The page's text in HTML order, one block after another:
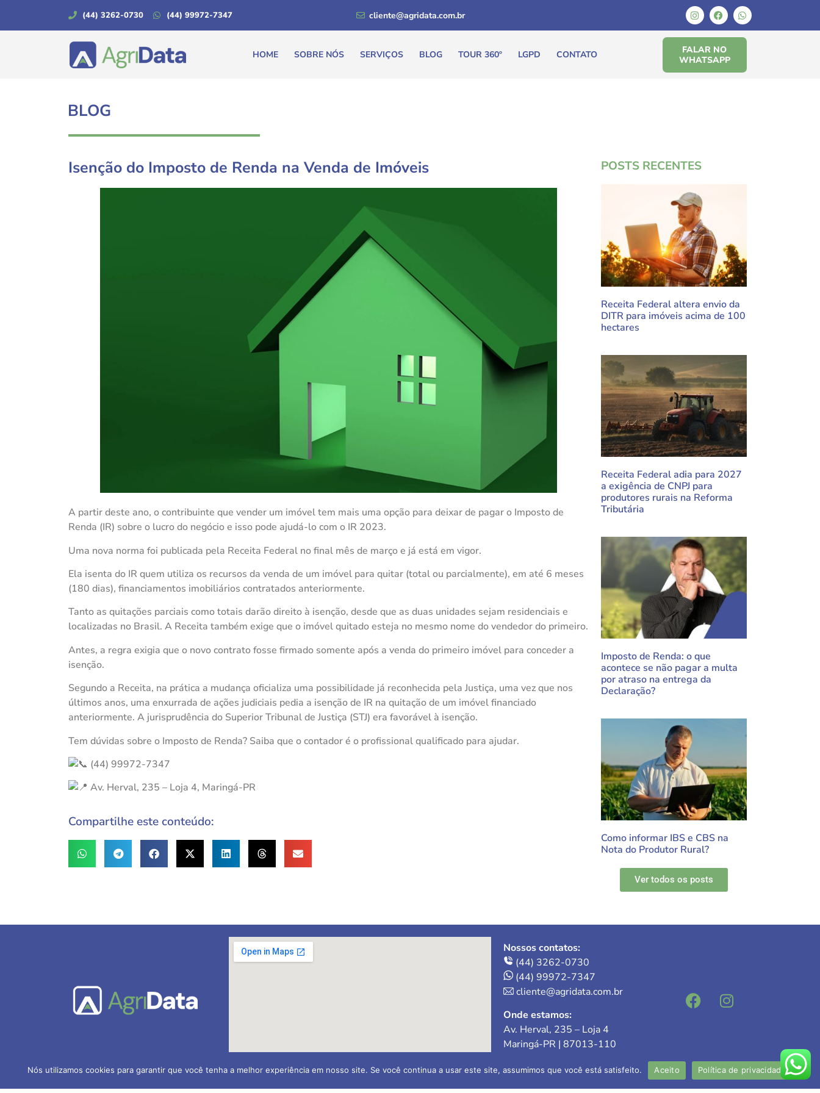
(44) 3262-0730 (44) 99972-7347 cliente@agridata.com.br
HOME SOBRE NÓS SERVIÇOS BLOG TOUR 360º LGPD CONTATO
FALAR NO
WHATSAPP
BLOG
Isenção do Imposto de Renda na Venda de Imóveis
A partir deste ano, o contribuinte que vender um imóvel tem mais uma opção para deixar de pagar o Imposto de
Renda (IR) sobre o lucro do negócio e isso pode ajudá-lo com o IR 2023.
Uma nova norma foi publicada pela Receita Federal no final mês de março e já está em vigor.
Ela isenta do IR quem utiliza os recursos da venda de um imóvel para quitar (total ou parcialmente), em até 6 meses
(180 dias), financiamentos imobiliários contratados anteriormente.
Tanto as quitações parciais como totais darão direito à isenção, desde que as duas unidades sejam residenciais e
localizadas no Brasil. A Receita também exige que o imóvel quitado esteja no mesmo nome do vendedor do primeiro.
Antes, a regra exigia que o novo contrato fosse firmado somente após a venda do primeiro imóvel para conceder a
isenção.
Segundo a Receita, na prática a mudança oficializa uma possibilidade já reconhecida pela Justiça, uma vez que nos
últimos anos, uma enxurrada de ações judiciais pedia a isenção de IR na quitação de um imóvel financiado
anteriormente. A jurisprudência do Superior Tribunal de Justiça (STJ) era favorável à isenção.
Tem dúvidas sobre o Imposto de Renda? Saiba que o contador é o profissional qualificado para ajudar.
(44) 99972-7347
Av. Herval, 235 – Loja 4, Maringá-PR
Compartilhe este conteúdo:
POSTS RECENTES
Receita Federal altera envio da
DITR para imóveis acima de 100
hectares
Receita Federal adia para 2027
a exigência de CNPJ para
produtores rurais na Reforma
Tributária
Imposto de Renda: o que
acontece se não pagar a multa
por atraso na entrega da
Declaração?
Como informar IBS e CBS na
Nota do Produtor Rural?
Ver todos os posts
Nossos contatos:
(44) 3262-0730
(44) 99972-7347
cliente@agridata.com.br
Onde estamos:
Av. Herval, 235 – Loja 4
Maringá-PR | 87013-110
AGRIDATA Contabilidade Rural Ltda Contador responsável: Valdecir Mokwa
Nós utilizamos cookies para garantir que você tenha a melhor experiência em nosso site. Se você continua a usar este site, assumimos que você está satisfeito. Aceito Política de privacidade